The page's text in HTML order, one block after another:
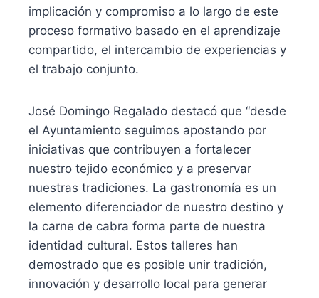
implicación y compromiso a lo largo de este
proceso formativo basado en el aprendizaje
compartido, el intercambio de experiencias y
el trabajo conjunto.
José Domingo Regalado destacó que “desde
el Ayuntamiento seguimos apostando por
iniciativas que contribuyen a fortalecer
nuestro tejido económico y a preservar
nuestras tradiciones. La gastronomía es un
elemento diferenciador de nuestro destino y
la carne de cabra forma parte de nuestra
identidad cultural. Estos talleres han
demostrado que es posible unir tradición,
innovación y desarrollo local para generar